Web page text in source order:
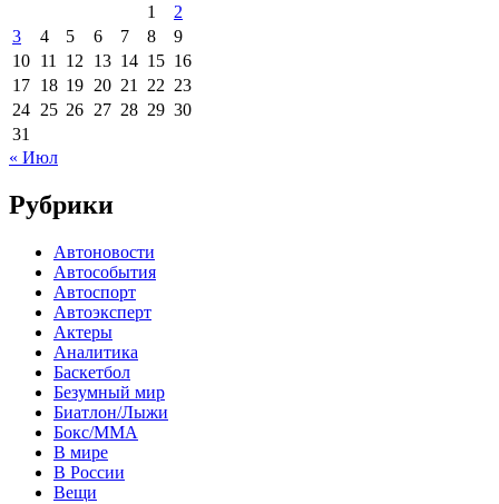
1
2
3
4 5 6 7 8
9
10 11 12 13 14 15 16
17 18 19 20 21 22 23
24 25 26 27 28 29 30
31
« Июл
Рубрики
Автоновости
Автособытия
Автоспорт
Автоэксперт
Актеры
Аналитика
Баскетбол
Безумный мир
Биатлон/Лыжи
Бокс/MMA
В мире
В России
Вещи